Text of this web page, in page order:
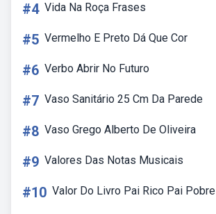
#4 Vida Na Roça Frases
#5 Vermelho E Preto Dá Que Cor
#6 Verbo Abrir No Futuro
#7 Vaso Sanitário 25 Cm Da Parede
#8 Vaso Grego Alberto De Oliveira
#9 Valores Das Notas Musicais
#10 Valor Do Livro Pai Rico Pai Pobre